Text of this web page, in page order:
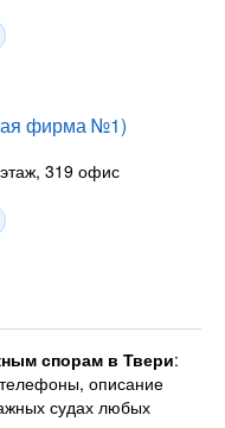
фирма №1)
319 офис
спорам в Твери:
описание
судах любых